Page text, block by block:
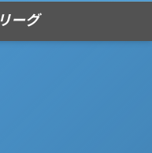
ーグ